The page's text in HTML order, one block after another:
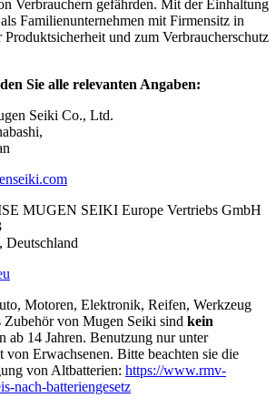
Verbrauchern gefährden. Mit der Einhaltung
Familienunternehmen mit Firmensitz in
und zum Verbraucherschutz
Sie alle relevanten Angaben:
Seiki Co., Ltd.
MUGEN SEIKI Europe Vertriebs GmbH
Deutschland
Motoren, Elektronik, Reifen, Werkzeug
Zubehör von Mugen Seiki sind kein
ab 14 Jahren. Benutzung nur unter
Erwachsenen. Bitte beachten sie die
von Altbatterien: https://www.rmv-
nach-batteriengesetz